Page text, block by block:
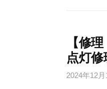
【修
点灯
2024年12月